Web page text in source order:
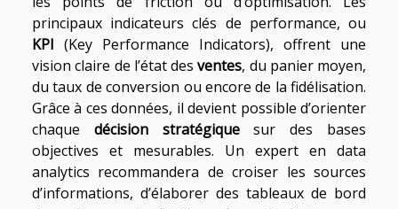
principaux indicateurs clés de performance, ou
KPI (Key Performance Indicators), offrent une
vision claire de l’état desventes, du panier moyen,
du taux de conversion ou encore de la fidélisation.
Grâce à ces données, il devient possible d’orienter
chaque décision stratégiquesur des bases
objectives et mesurables. Un expert en data
analytics recommandera de croiser les sources
d’informations, d’élaborer des tableaux de bord